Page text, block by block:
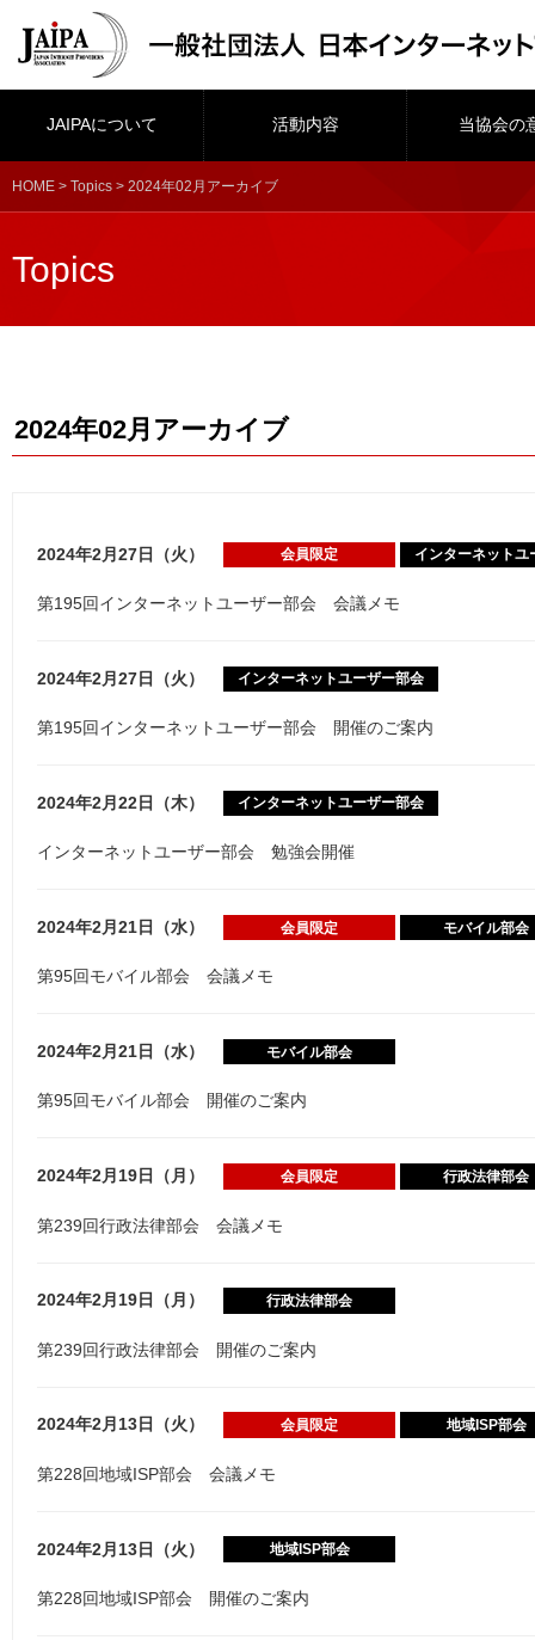
JAIPAについて 活動内容 当協会の
HOME > Topics > 2024年02月アーカイブ
Topics
2024年02月アーカイブ
2024年2月27日（火） 会員限定 インターネットユ
第195回インターネットユーザー部会 会議メモ
2024年2月27日（火） インターネットユーザー部会
第195回インターネットユーザー部会 開催のご案内
2024年2月22日（木） インターネットユーザー部会
インターネットユーザー部会 勉強会開催
2024年2月21日（水） 会員限定 モバイル部会
第95回モバイル部会 会議メモ
2024年2月21日（水） モバイル部会
第95回モバイル部会 開催のご案内
2024年2月19日（月） 会員限定 行政法律部会
第239回行政法律部会 会議メモ
2024年2月19日（月） 行政法律部会
第239回行政法律部会 開催のご案内
2024年2月13日（火） 会員限定 地域ISP部会
第228回地域ISP部会 会議メモ
2024年2月13日（火） 地域ISP部会
第228回地域ISP部会 開催のご案内